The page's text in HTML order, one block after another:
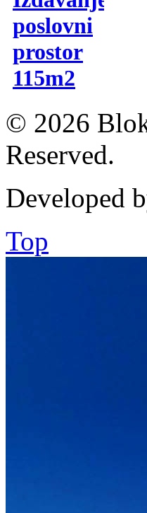
poslovni
prostor
115m2
© 2026
Reserved.
Developed
Top